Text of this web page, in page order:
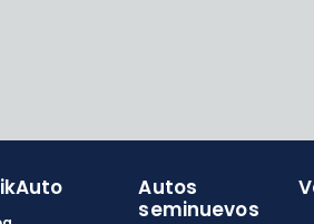
Autos
seminuevos